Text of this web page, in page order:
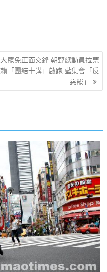
大罷免正面交鋒 朝野總動員拉票
賴「團結十講」啟跑 藍集會「反
惡罷」